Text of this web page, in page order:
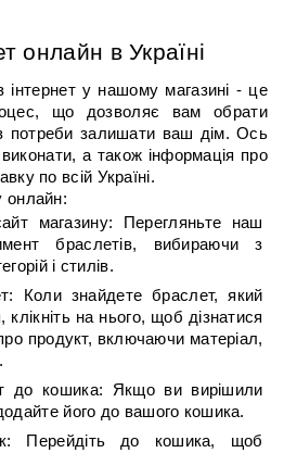
онлайн в Україні
інтернет у нашому магазині - це
що дозволяє вам обрати
потреби залишати ваш дім. Ось
а також інформація про
по всій Україні.
онлайн:
магазину: Перегляньте наш
браслетів, вибираючи з
і стилів.
Коли знайдете браслет, який
на нього, щоб дізнатися
продукт, включаючи матеріал,
до кошика: Якщо ви вирішили
його до вашого кошика.
Перейдіть до кошика, щоб